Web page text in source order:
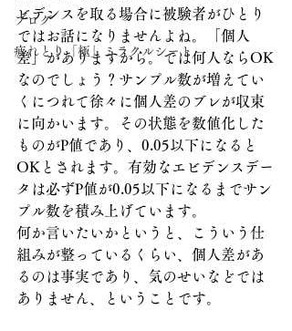
ブログ
疲れとり「極」ミラクルシート
ビデンスを取る場合に被験者がひとり
ではお話になりませんよね。「個人
差」がありますから。では何人ならOK
なのでしょう？サンプル数が増えてい
くにつれて徐々に個人差のブレが収束
に向かいます。その状態を数値化した
ものがP値であり、0.05以下になると
OKとされます。有効なエビデンスデー
タは必ずP値が0.05以下になるまでサン
プル数を積み上げています。
何か言いたいかというと、こういう仕
組みが整っているくらい、個人差があ
るのは事実であり、気のせいなどでは
ありません、ということです。